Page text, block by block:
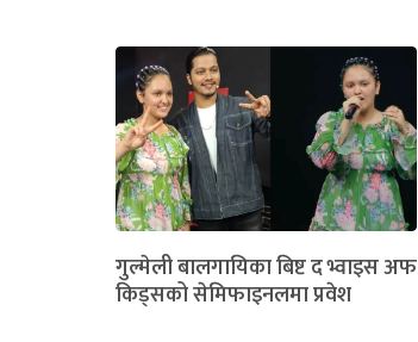
गुल्मेली बालगायिका बिष्ट द भ्वाइस अफ
किड्सको सेमिफाइनलमा प्रवेश